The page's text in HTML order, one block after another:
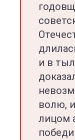
и в
волю,
лицом